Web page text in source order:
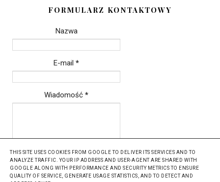
FORMULARZ KONTAKTOWY
Nazwa
E-mail *
Wiadomość *
THIS SITE USES COOKIES FROM GOOGLE TO DELIVER ITS SERVICES AND TO
ANALYZE TRAFFIC. YOUR IP ADDRESS AND USER-AGENT ARE SHARED WITH
GOOGLE ALONG WITH PERFORMANCE AND SECURITY METRICS TO ENSURE
QUALITY OF SERVICE, GENERATE USAGE STATISTICS, AND TO DETECT AND